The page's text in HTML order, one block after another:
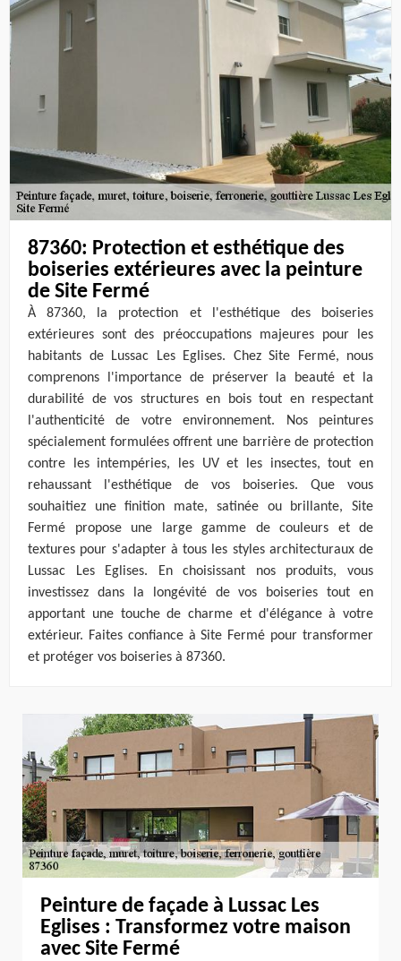
87360: Protection et esthétique des
boiseries extérieures avec la peinture
de Site Fermé
À 87360, la protection et l'esthétique des boiseries
extérieures sont des préoccupations majeures pour les
habitants de Lussac Les Eglises. Chez Site Fermé, nous
comprenons l'importance de préserver la beauté et la
durabilité de vos structures en bois tout en respectant
l'authenticité de votre environnement. Nos peintures
spécialement formulées offrent une barrière de protection
contre les intempéries, les UV et les insectes, tout en
rehaussant l'esthétique de vos boiseries. Que vous
souhaitiez une finition mate, satinée ou brillante, Site
Fermé propose une large gamme de couleurs et de
textures pour s'adapter à tous les styles architecturaux de
Lussac Les Eglises. En choisissant nos produits, vous
investissez dans la longévité de vos boiseries tout en
apportant une touche de charme et d'élégance à votre
extérieur. Faites confiance à Site Fermé pour transformer
et protéger vos boiseries à 87360.
Peinture de façade à Lussac Les
Eglises : Transformez votre maison
avec Site Fermé